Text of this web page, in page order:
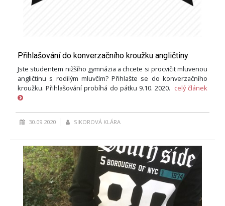
Přihlašování do konverzačního kroužku angličtiny
Jste studentem nižšího gymnázia a chcete si procvičit mluvenou
angličtinu s rodilým mluvčím? Přihlašte se do konverzačního
kroužku. Přihlašování probíhá do pátku 9.10. 2020. celý článek
30.09.2020 SIKOROVÁ KLÁRA